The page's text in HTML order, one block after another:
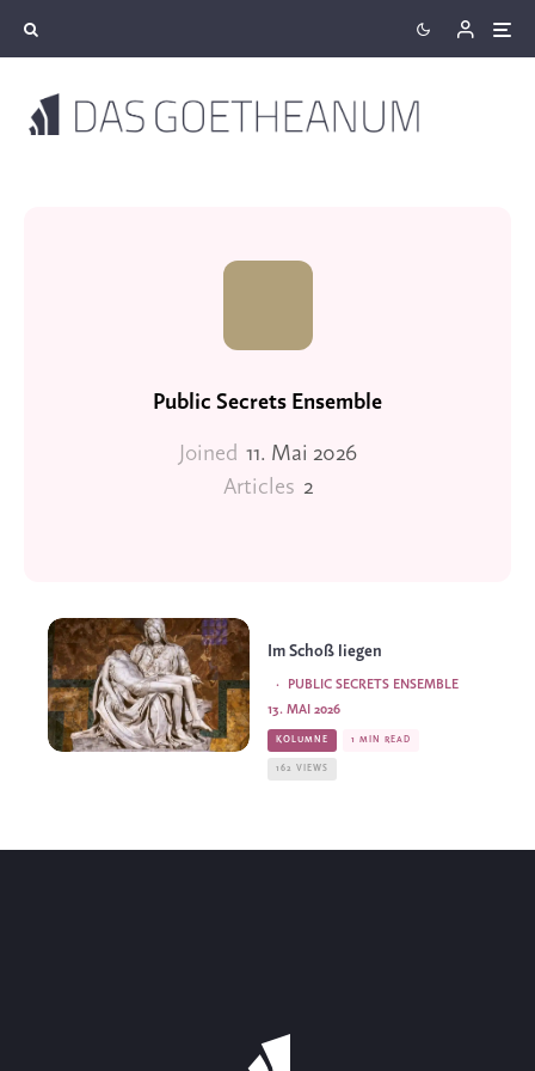
Public Secrets Ensemble
Joined 11. Mai 2026
Articles 2
Im Schoß liegen
PUBLIC SECRETS ENSEMBLE
·
13. MAI 2026
KOLUMNE 1 MIN READ
162 VIEWS